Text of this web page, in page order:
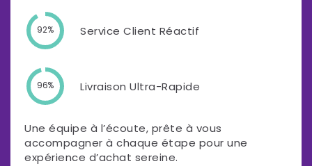
92% Service Client Réactif
96% Livraison Ultra-Rapide
Une équipe à l’écoute, prête à vous
accompagner à chaque étape pour une
expérience d’achat sereine.